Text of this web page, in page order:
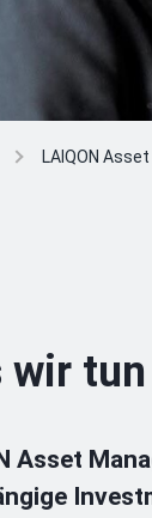
LAIQON
wir tun
Asset